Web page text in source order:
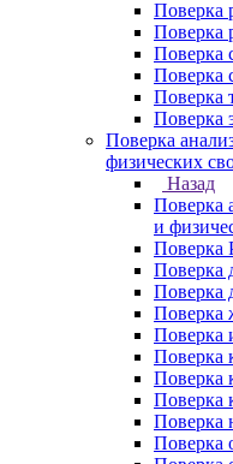
Поверка
Поверка
Поверка
Поверка
Поверка
Поверка
Поверка
физических
Назад
Поверка
и
Поверка
Поверка
Поверка
Поверка
Поверка
Поверка
Поверка
Поверка
Поверка
Поверка